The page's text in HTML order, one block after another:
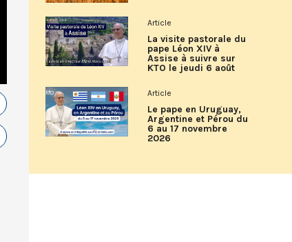
Article
La visite pastorale du
pape Léon XIV à
Assise à suivre sur
KTO le jeudi 6 août
Article
Le pape en Uruguay,
Argentine et Pérou du
6 au 17 novembre
2026